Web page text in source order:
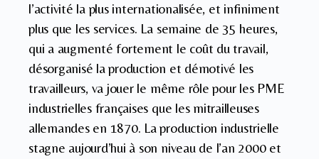
l’activité la plus internationalisée, et infiniment
plus que les services. La semaine de 35 heures,
qui a augmenté fortement le coût du travail,
désorganisé la production et démotivé les
travailleurs, va jouer le même rôle pour les PME
industrielles françaises que les mitrailleuses
allemandes en 1870. La production industrielle
stagne aujourd’hui à son niveau de l’an 2000 et